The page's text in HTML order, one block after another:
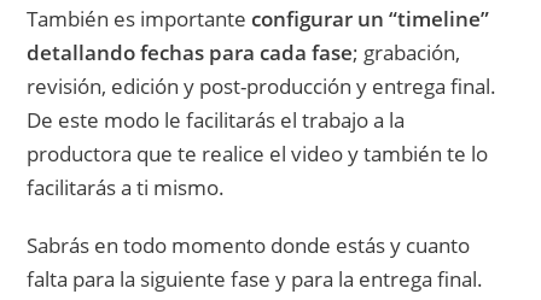
También es importanteconfigurar un “timeline”
detallando fechas para cada fase; grabación,
revisión, edición y post-producción y entrega final.
De este modo le facilitarás el trabajo a la
productora que te realice el video y también te lo
facilitarás a ti mismo.
Sabrás en todo momento donde estás y cuanto
falta para la siguiente fase y para la entrega final.